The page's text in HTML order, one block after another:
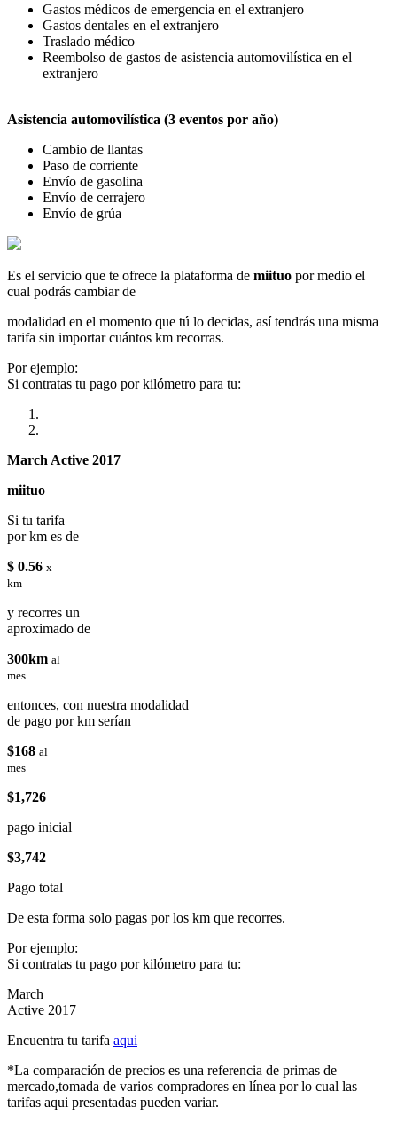
Gastos médicos de emergencia en el extranjero
Gastos dentales en el extranjero
Traslado médico
Reembolso de gastos de asistencia automovilística en el
extranjero
Asistencia automovilística (3 eventos por año)
Cambio de llantas
Paso de corriente
Envío de gasolina
Envío de cerrajero
Envío de grúa
Es el servicio que te ofrece la plataforma de miituo por medio el
cual podrás cambiar de
modalidad en el momento que tú lo decidas, así tendrás una misma
tarifa sin importar cuántos km recorras.
Por ejemplo:
Si contratas tu pago por kilómetro para tu:
March Active 2017
miituo
Si tu tarifa
por km es de
$ 0.56 x
km
y recorres un
aproximado de
300km al
mes
entonces, con nuestra modalidad
de pago por km serían
$168 al
mes
$1,726
pago inicial
$3,742
Pago total
De esta forma solo pagas por los km que recorres.
Por ejemplo:
Si contratas tu pago por kilómetro para tu:
March
Active 2017
Encuentra tu tarifa aqui
*La comparación de precios es una referencia de primas de
mercado,tomada de varios compradores en línea por lo cual las
tarifas aqui presentadas pueden variar.